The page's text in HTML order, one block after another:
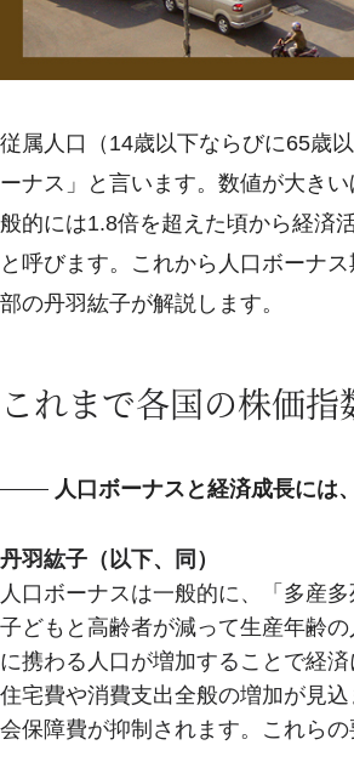
従属人口（14歳以下ならびに65歳
ーナス」と言います。数値が大き
般的には1.8倍を超えた頃から経済
と呼びます。これから人口ボーナ
部の丹羽紘子が解説します。
これまで各国の株価
人口ボーナスと経済成長には
丹羽紘子（以下、同）
人口ボーナスは一般的に、「多産
子どもと高齢者が減って生産年齢
に携わる人口が増加することで経
住宅費や消費支出全般の増加が見
会保障費が抑制されます。これら